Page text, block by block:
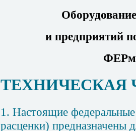
и предприятий
ТЕХНИЧЕСКАЯ
1. Настоящие
расценки) предназначены